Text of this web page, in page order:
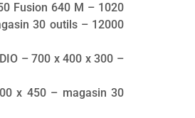
Fusion 640 M – 1020
30 outils – 12000
– 700 x 400 x 300 –
x 450 – magasin 30